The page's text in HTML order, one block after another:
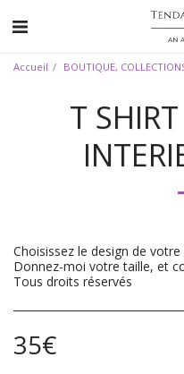
Accueil BOUTIQUE,
T
Choisissez le design de votre
Donnez-moi votre taille, et
Tous droits réservés
35€